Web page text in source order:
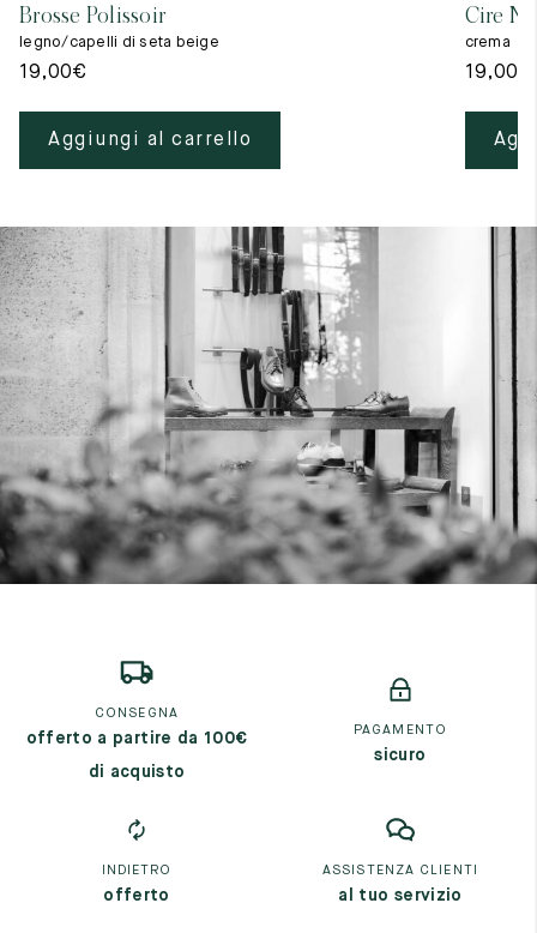
Brosse Polissoir
legno/capelli di seta beige
19,00€
Aggiungi al carrello
Cire
crema
19,00
CONSEGNA
offerto a partire da 100€
di acquisto
PAGAMENTO
sicuro
INDIETRO
offerto
ASSISTENZA CLIENTI
al tuo servizio